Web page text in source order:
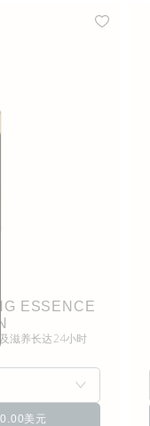
ESSENCE
滋养长达24小时
美元